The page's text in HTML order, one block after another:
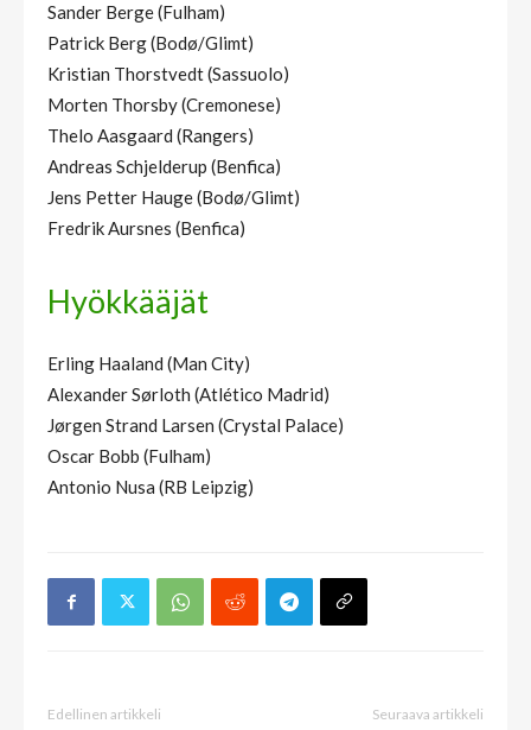
Sander Berge (Fulham)
Patrick Berg (Bodø/Glimt)
Kristian Thorstvedt (Sassuolo)
Morten Thorsby (Cremonese)
Thelo Aasgaard (Rangers)
Andreas Schjelderup (Benfica)
Jens Petter Hauge (Bodø/Glimt)
Fredrik Aursnes (Benfica)
Hyökkääjät
Erling Haaland (Man City)
Alexander Sørloth (Atlético Madrid)
Jørgen Strand Larsen (Crystal Palace)
Oscar Bobb (Fulham)
Antonio Nusa (RB Leipzig)
Edellinen artikkeli Seuraava artikkeli